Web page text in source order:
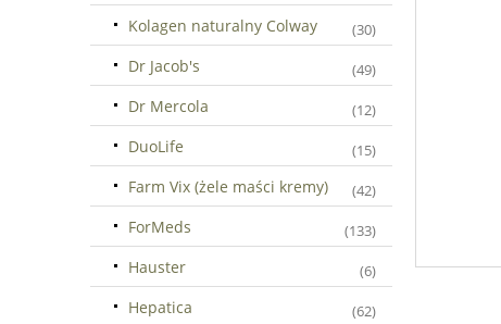
Kolagen naturalny Colway (30)
Dr Jacob's (49)
Dr Mercola (12)
DuoLife (15)
Farm Vix (żele maści kremy) (42)
ForMeds (133)
Hauster (6)
Hepatica (62)